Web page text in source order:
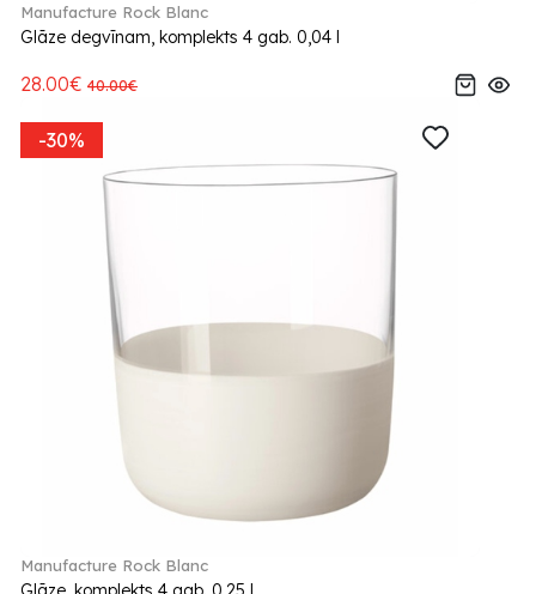
Manufacture Rock Blanc
Glāze degvīnam, komplekts 4 gab. 0,04 l
28.00€ 40.00€
-30%
Manufacture Rock Blanc